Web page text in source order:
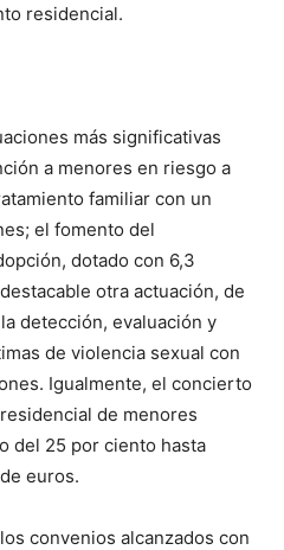
residencial.
más significativas
a menores en riesgo a
familiar con un
el fomento del
dotado con 6,3
otra actuación, de
detección, evaluación y
de violencia sexual con
Igualmente, el concierto
de menores
del 25 por ciento hasta
euros.
convenios alcanzados con